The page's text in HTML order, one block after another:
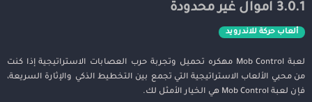
3.0.1 اموال غير محدودة
ألعاب حركة للاندرويد
لعبة Mob Control مهكره تحميل وتجربة حرب العصابات الاستراتيجية إذا كنت
من محبي الألعاب الاستراتيجية التي تجمع بين التخطيط الذكي والإثارة السريعة،
فإن لعبة Mob Control هي الخيار الأمثل لك.